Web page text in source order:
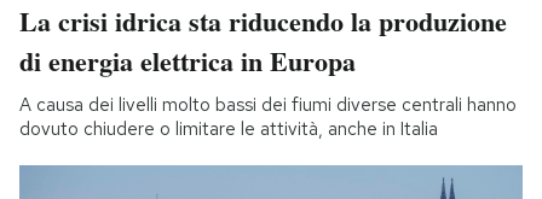
La crisi idrica sta riducendo la produzione
di energia elettrica in Europa
A causa dei livelli molto bassi dei fiumi diverse centrali hanno
dovuto chiudere o limitare le attività, anche in Italia